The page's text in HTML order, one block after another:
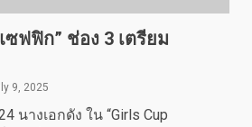
ซฟฟิก” ช่อง 3 เตรียม
9, 2025
นางเอกดัง ใน “Girls Cup